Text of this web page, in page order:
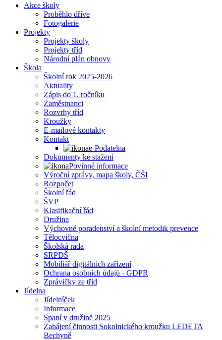
Akce školy
Proběhlo dříve
Fotogalerie
Projekty
Projekty školy
Projekty tříd
Národní plán obnovy
Škola
Školní rok 2025-2026
Aktuality
Zápis do 1. ročníku
Zaměstnanci
Rozvrhy tříd
Kroužky
E-mailové kontakty
Kontakt
e-Podatelna
Dokumenty ke stažení
Povinné informace
Výroční zprávy, mapa školy, ČŠI
Rozpočet
Školní řád
ŠVP
Klasifikační řád
Družina
Výchovné poradenství a školní metodik prevence
Tělocvična
Školská rada
SRPDŠ
Mobiliář digitálních zařízení
Ochrana osobních údajů - GDPR
Zprávičky ze tříd
Jídelna
Jídelníček
Informace
Spaní v družině 2025
Zahájení činnosti Sokolnického kroužku LEDETA
Bechyně